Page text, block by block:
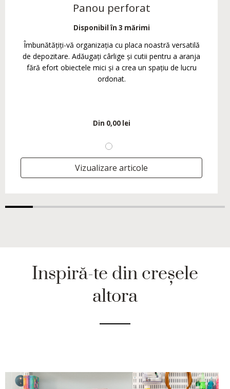
Panou perforat
Disponibil în 3 mărimi
Îmbunătățiți-vă organizația cu placa noastră versatilă
de depozitare. Adăugați cârlige și cutii pentru a aranja
fără efort obiectele mici și a crea un spațiu de lucru
ordonat.
Din 0,00 lei
Vizualizare articole
Inspiră-te din creșele
altora